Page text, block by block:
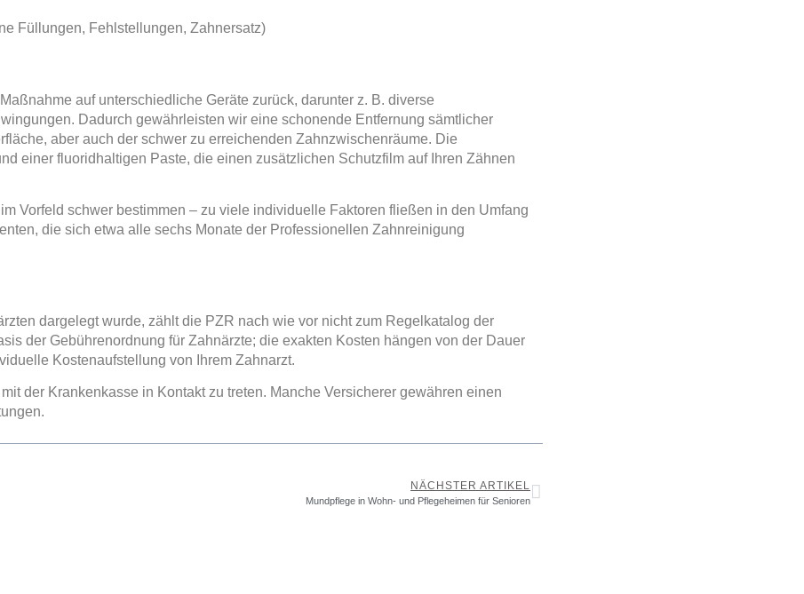
Füllungen, Fehlstellungen, Zahnersatz)
auf unterschiedliche Geräte zurück, darunter z. B. diverse
Dadurch gewährleisten wir eine schonende Entfernung sämtlicher
aber auch der schwer zu erreichenden Zahnzwischenräume. Die
einer fluoridhaltigen Paste, die einen zusätzlichen Schutzfilm auf Ihren Zähnen
Vorfeld schwer bestimmen – zu viele individuelle Faktoren fließen in den Umfang
die sich etwa alle sechs Monate der Professionellen Zahnreinigung
dargelegt wurde, zählt die PZR nach wie vor nicht zum Regelkatalog der
der Gebührenordnung für Zahnärzte; die exakten Kosten hängen von der Dauer
Kostenaufstellung von Ihrem Zahnarzt.
der Krankenkasse in Kontakt zu treten. Manche Versicherer gewähren einen
NÄCHSTER ARTIKEL
Mundpflege in Wohn- und Pflegeheimen für Senioren